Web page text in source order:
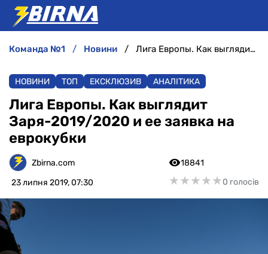
АНАЛІТИКА
ІНТЕРВ'Ю
РІЗНЕ
команда №1 новини Лига Европы. Как выглядит Заря-2019/2020 и ее заявка на еврокубки
НОВИНИ ТОП ЕКСКЛЮЗИВ АНАЛІТИКА
Лига Европы. Как выглядит
Заря-2019/2020 и ее заявка на
еврокубки
Zbirna.com
23 липня 2019, 07:30
18841
★★★★★
★★★★★0 голосів